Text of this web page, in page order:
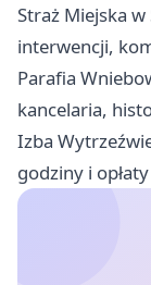
Straż Miejska
interwencji,
Parafia
kancelaria,
Izba
godziny i opłaty